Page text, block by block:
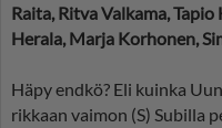
Raita, Ritva Valkama,
Herala, Marja Korhonen,
Häpy endkö? Eli kuinka
rikkaan vaimon (S) Subilla